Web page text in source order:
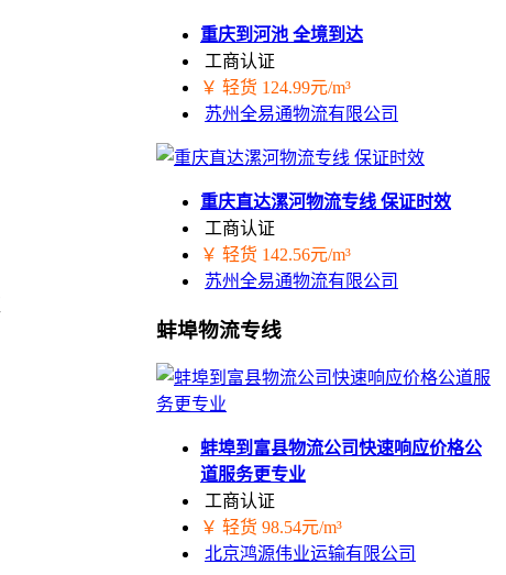
重庆到河池 全境到达
工商认证
￥ 轻货 124.99元/m³
苏州全易通物流有限公司
重庆直达漯河物流专线 保证时效
工商认证
￥ 轻货 142.56元/m³
苏州全易通物流有限公司
蚌埠物流专线
蚌埠到富县物流公司快速响应价格公
道服务更专业
工商认证
￥ 轻货 98.54元/m³
北京鸿源伟业运输有限公司